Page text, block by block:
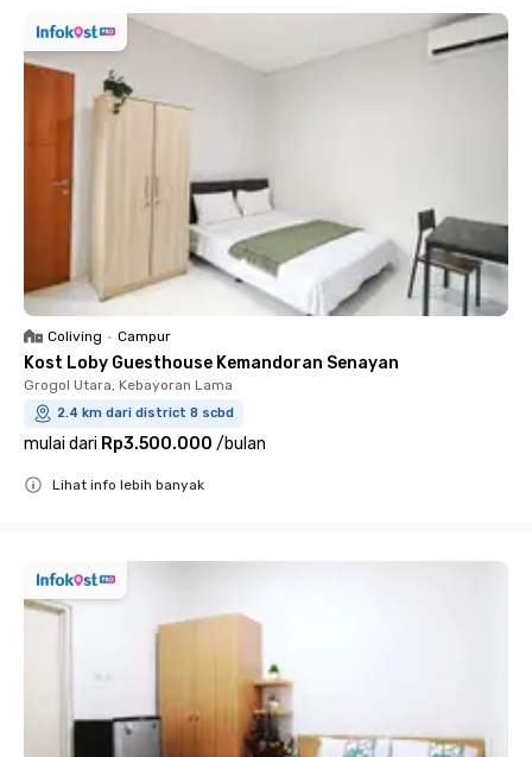
Coliving • Campur
Kost Loby Guesthouse Kemandoran Senayan
Grogol Utara, Kebayoran Lama
2.4 km dari district 8 scbd
mulai dari Rp3.500.000 /bulan
Lihat info lebih banyak